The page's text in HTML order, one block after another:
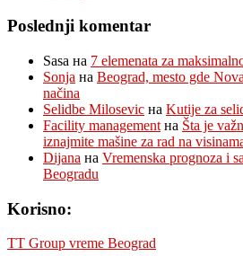
Poslednji komentar
Sasa на 7 elemenata za
Sonja на Beograd, mesto gde
načina
Selidbe Milosevic на Kutije za
Facility management на Šta je
iznajmite mašine za rad na
Dijana на Vremenska prognoza i
Beogradu
Korisno:
TT Group vreme Beograd